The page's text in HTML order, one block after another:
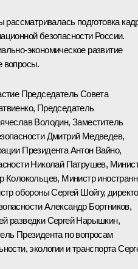
рассматривалась подготовка
безопасности России.
экономическое развитие
вопросы.
Председатель Совета
, Председатель
Володин, Заместитель
Дмитрий Медведев,
ПрезидентаАнтон Вайно,
Николай Патрушев,
Колокольцев, Министр
обороныСергей Шойгу,
Александр Бортников,
разведкиСергей Нарышкин,
Президента по вопросам
экологии и транспорта